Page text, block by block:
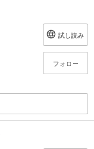
試し読み
フォロー